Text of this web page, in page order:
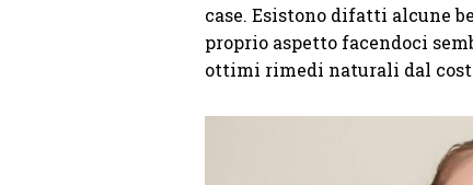
case. Esistono difatti alcune
proprio aspetto facendoci
ottimi rimedi naturali dal